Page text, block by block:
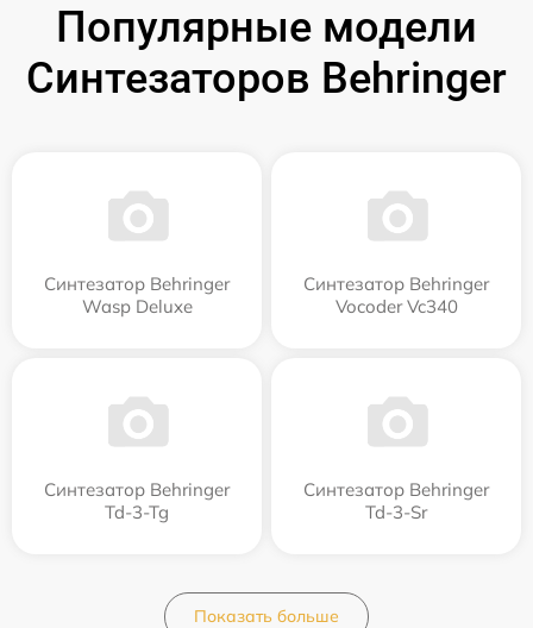
Популярные модели
Синтезаторов Behringer
Синтезатор Behringer
Wasp Deluxe
Синтезатор Behringer
Vocoder Vc340
Синтезатор Behringer
Td-3-Tg
Синтезатор Behringer
Td-3-Sr
Показать больше